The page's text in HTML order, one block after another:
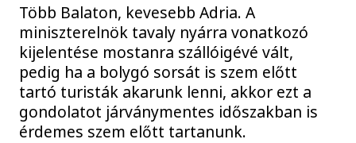
Több Balaton, kevesebb Adria. A
miniszterelnök tavaly nyárra vonatkozó
kijelentése mostanra szállóigévé vált,
pedig ha a bolygó sorsát is szem előtt
tartó turisták akarunk lenni, akkor ezt a
gondolatot járványmentes időszakban is
érdemes szem előtt tartanunk.